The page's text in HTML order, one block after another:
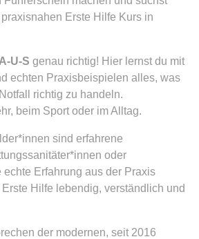
Erste Hilfe Kurs in
U-S genau richtig! Hier lernst du mit
echten Praxisbeispielen alles, was
richtig zu handeln.
beim Sport oder im Alltag.
sind erfahrene
oder
echte Erfahrung aus der Praxis
Hilfe lebendig, verständlich und
der modernen, seit 2016